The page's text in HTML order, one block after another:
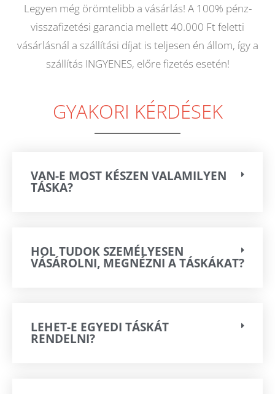
Legyen még örömtelibb a vásárlás! A 100% pénz-
visszafizetési garancia mellett 40.000 Ft feletti
vásárlásnál a szállítási díjat is teljesen én állom, így a
szállítás INGYENES, előre fizetés esetén!
GYAKORI KÉRDÉSEK
VAN-E MOST KÉSZEN VALAMILYEN
TÁSKA?
HOL TUDOK SZEMÉLYESEN
VÁSÁROLNI, MEGNÉZNI A TÁSKÁKAT?
LEHET-E EGYEDI TÁSKÁT
RENDELNI?